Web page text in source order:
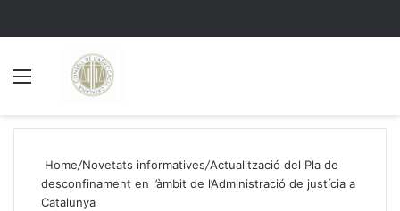
Home/Novetats informatives/Actualització del Pla de
desconfinament en l’àmbit de l’Administració de justícia a
Catalunya